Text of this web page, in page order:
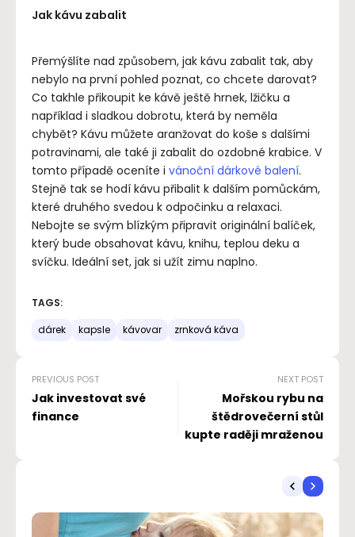
Jak kávu zabalit
Přemýšlíte nad způsobem, jak kávu zabalit tak, aby
nebylo na první pohled poznat, co chcete darovat?
Co takhle přikoupit ke kávě ještě hrnek, lžičku a
například i sladkou dobrotu, která by neměla
chybět? Kávu můžete aranžovat do koše s dalšími
potravinami, ale také ji zabalit do ozdobné krabice. V
tomto případě oceníte i vánoční dárkové balení.
Stejně tak se hodí kávu přibalit k dalším pomůckám,
které druhého svedou k odpočinku a relaxaci.
Nebojte se svým blízkým připravit originální balíček,
který bude obsahovat kávu, knihu, teplou deku a
svíčku. Ideální set, jak si užít zimu naplno.
TAGS:
dárek kapsle kávovar zrnková káva
PREVIOUS POST
Jak investovat své
finance
NEXT POST
Mořskou rybu na
štědrovečerní stůl
kupte raději mraženou